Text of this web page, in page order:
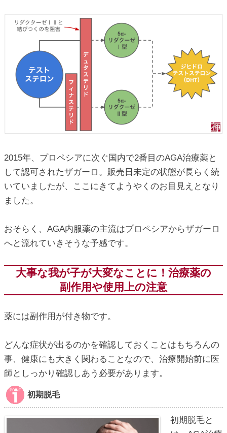
2015年、プロペシアに次ぐ国内で2番目のAGA治療薬と
して認可されたザガーロ。販売日未定の状態が長らく続
いていましたが、ここにきてようやくのお目見えとなり
ました。
おそらく、AGA内服薬の主流はプロペシアからザガーロ
へと流れていきそうな予感です。
大事な我が子が大変なことに！治療薬の
副作用や使用上の注意
薬には副作用が付き物です。
どんな症状が出るのかを確認しておくことはもちろんの
事、健康にも大きく関わることなので、治療開始前に医
師としっかり確認しあう必要があります。
初期脱毛
初期脱毛と